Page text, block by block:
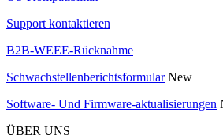
Support kontaktieren
B2B-WEEE-Rücknahme
Schwachstellenberichtsformular New
Software- Und Firmware-aktualisierungen
ÜBER UNS